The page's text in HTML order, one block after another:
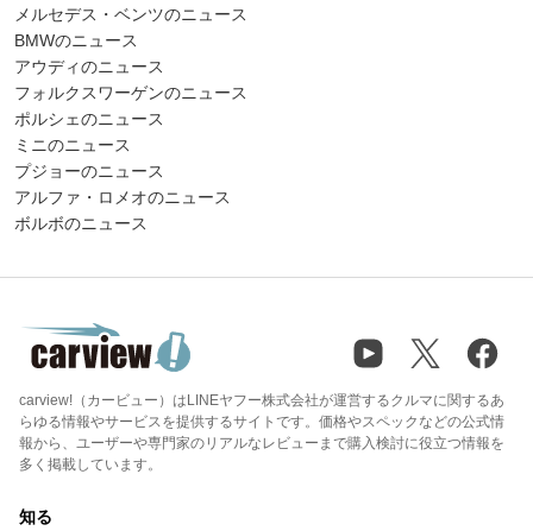
メルセデス・ベンツのニュース
BMWのニュース
アウディのニュース
フォルクスワーゲンのニュース
ポルシェのニュース
ミニのニュース
プジョーのニュース
アルファ・ロメオのニュース
ボルボのニュース
carview!（カービュー）はLINEヤフー株式会社が運営するクルマに関するあ
らゆる情報やサービスを提供するサイトです。価格やスペックなどの公式情
報から、ユーザーや専門家のリアルなレビューまで購入検討に役立つ情報を
多く掲載しています。
知る